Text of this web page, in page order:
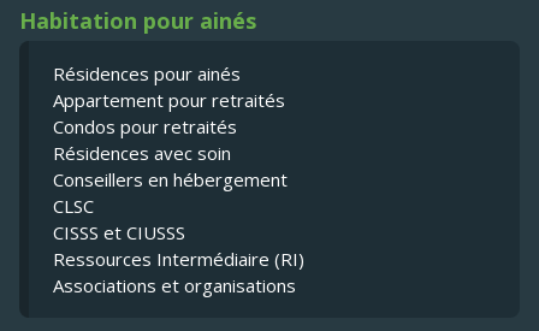
Habitation pour ainés
Résidences pour ainés
Appartement pour retraités
Condos pour retraités
Résidences avec soin
Conseillers en hébergement
CLSC
CISSS et CIUSSS
Ressources Intermédiaire (RI)
Associations et organisations